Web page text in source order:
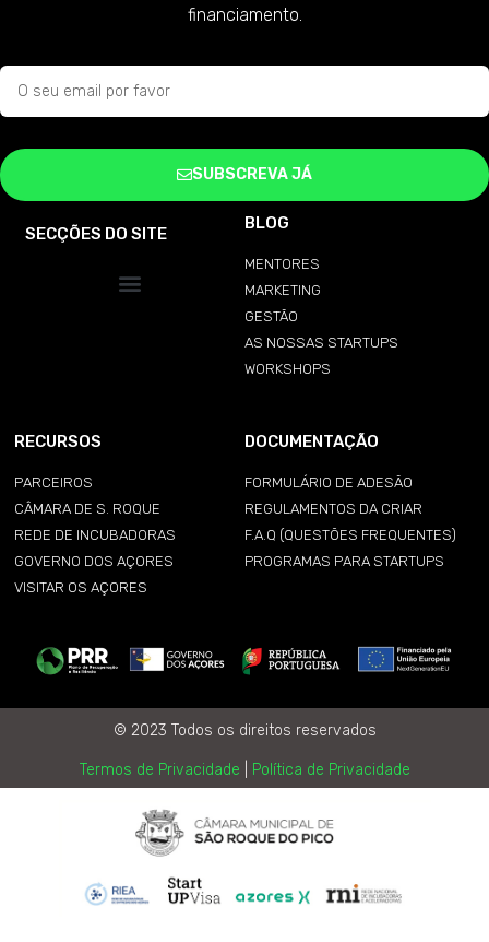
financiamento.
SUBSCREVA JÁ
SECÇÕES DO SITE
BLOG
MENTORES
MARKETING
GESTÃO
AS NOSSAS STARTUPS
WORKSHOPS
RECURSOS
PARCEIROS
CÂMARA DE S. ROQUE
REDE DE INCUBADORAS
GOVERNO DOS AÇORES
VISITAR OS AÇORES
DOCUMENTAÇÃO
FORMULÁRIO DE ADESÃO
REGULAMENTOS DA CRIAR
F.A.Q (QUESTÕES FREQUENTES)
PROGRAMAS PARA STARTUPS
© 2023 Todos os direitos reservados
Termos de Privacidade Política de Privacidade